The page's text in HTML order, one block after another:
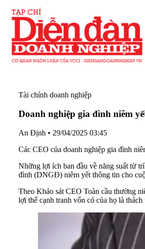
Tài chính doanh nghiệp
Doanh nghiệp gia đình niêm
An Định • 29/04/2025 03:45
Các CEO của doanh nghiệp gia đình
Những lợi ích ban đầu về năng suất từ
đình (DNGĐ) niêm yết thông tin cho
Theo Khảo sát CEO Toàn cầu thường
lợi thế cạnh tranh vốn có của họ là